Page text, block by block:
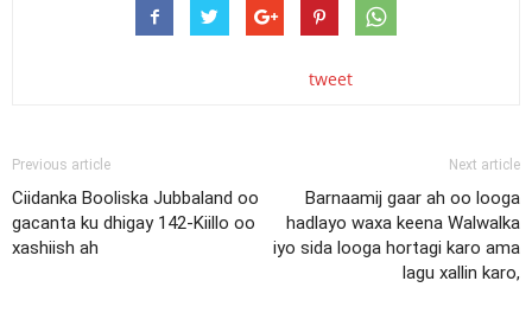
tweet
Previous article
Ciidanka Booliska Jubbaland oo
gacanta ku dhigay 142-Kiillo oo
xashiish ah
Next article
Barnaamij gaar ah oo looga
hadlayo waxa keena Walwalka
iyo sida looga hortagi karo ama
lagu xallin karo,